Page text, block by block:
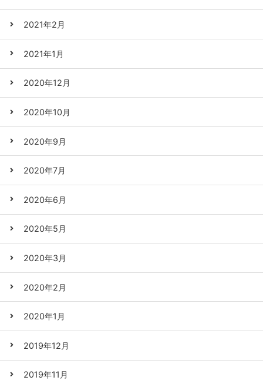
2021年2月
2021年1月
2020年12月
2020年10月
2020年9月
2020年7月
2020年6月
2020年5月
2020年3月
2020年2月
2020年1月
2019年12月
2019年11月